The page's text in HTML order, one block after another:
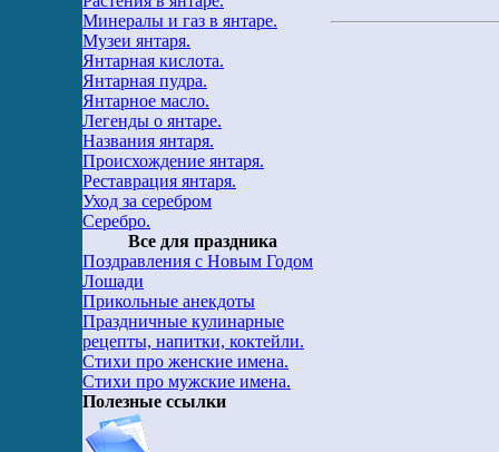
Минералы и газ в янтаре.
Музеи янтаря.
Янтарная кислота.
Янтарная пудра.
Янтарное масло.
Легенды о янтаре.
Названия янтаря.
Происхождение янтаря.
Реставрация янтаря.
Уход за серебром
Серебро.
Все для праздника
Поздравления с Новым Годом
Лошади
Прикольные анекдоты
Праздничные кулинарные
рецепты, напитки, коктейли.
Стихи про женские имена.
Стихи про мужские имена.
Полезные ссылки